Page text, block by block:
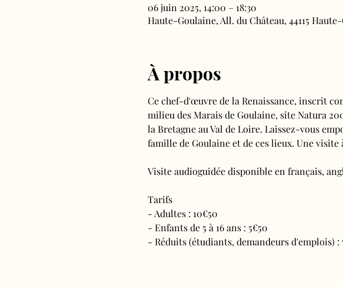
06 juin 2025, 14:00 – 18:30
Haute-Goulaine, All. du Château, 44115
À propos
Ce chef-d'œuvre de la Renaissance, inscrit
milieu des Marais de Goulaine, site Natura
la Bretagne au Val de Loire. Laissez-vous
famille de Goulaine et de ces lieux. Une
Visite audioguidée disponible en français,
Tarifs
- Adultes : 10€50
- Enfants de 5 à 16 ans : 5€50
- Réduits (étudiants, demandeurs d'emplois) :